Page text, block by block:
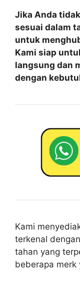
Jika Anda
sesuai dalam
untuk
Kami siap
langsung dan
dengan
Kami
terkenal
tahan yang
beberapa merk